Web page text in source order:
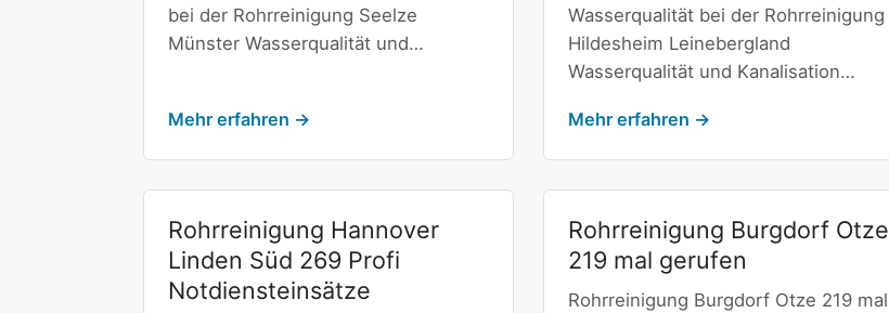
bei der Rohrreinigung Seelze
Münster Wasserqualität und…
Mehr erfahren →
Wasserqualität bei der Rohrreinigung
Hildesheim Leinebergland
Wasserqualität und Kanalisation…
Mehr erfahren →
Rohrreinigung Hannover
Linden Süd 269 Profi
Notdiensteinsätze
Rohrreinigung Burgdorf Otze
219 mal gerufen
Rohrreinigung Burgdorf Otze 219 mal